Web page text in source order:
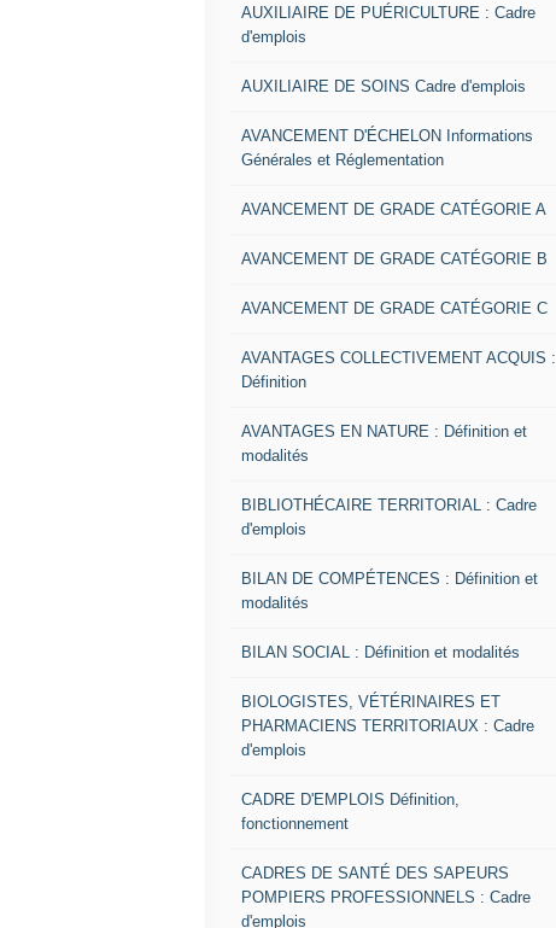
AUXILIAIRE DE PUÉRICULTURE : Cadre
d'emplois
AUXILIAIRE DE SOINS Cadre d'emplois
AVANCEMENT D'ÉCHELON Informations
Générales et Réglementation
AVANCEMENT DE GRADE CATÉGORIE A
AVANCEMENT DE GRADE CATÉGORIE B
AVANCEMENT DE GRADE CATÉGORIE C
AVANTAGES COLLECTIVEMENT ACQUIS :
Définition
AVANTAGES EN NATURE : Définition et
modalités
BIBLIOTHÉCAIRE TERRITORIAL : Cadre
d'emplois
BILAN DE COMPÉTENCES : Définition et
modalités
BILAN SOCIAL : Définition et modalités
BIOLOGISTES, VÉTÉRINAIRES ET
PHARMACIENS TERRITORIAUX : Cadre
d'emplois
CADRE D'EMPLOIS Définition,
fonctionnement
CADRES DE SANTÉ DES SAPEURS
POMPIERS PROFESSIONNELS : Cadre
d'emplois